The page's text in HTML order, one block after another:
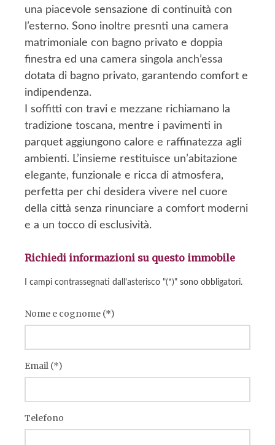
una piacevole sensazione di continuità con
l’esterno. Sono inoltre presnti una camera
matrimoniale con bagno privato e doppia
finestra ed una camera singola anch’essa
dotata di bagno privato, garantendo comfort e
indipendenza.
I soffitti con travi e mezzane richiamano la
tradizione toscana, mentre i pavimenti in
parquet aggiungono calore e raffinatezza agli
ambienti. L’insieme restituisce un’abitazione
elegante, funzionale e ricca di atmosfera,
perfetta per chi desidera vivere nel cuore
della città senza rinunciare a comfort moderni
e a un tocco di esclusività.
Richiedi informazioni su questo immobile
I campi contrassegnati dall'asterisco "(*)" sono obbligatori.
Nome e cognome (*)
Email (*)
Telefono